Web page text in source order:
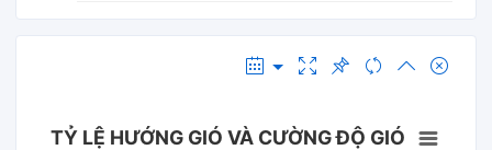
TỶ LỆ HƯỚNG GIÓ VÀ CƯỜNG ĐỘ GIÓ